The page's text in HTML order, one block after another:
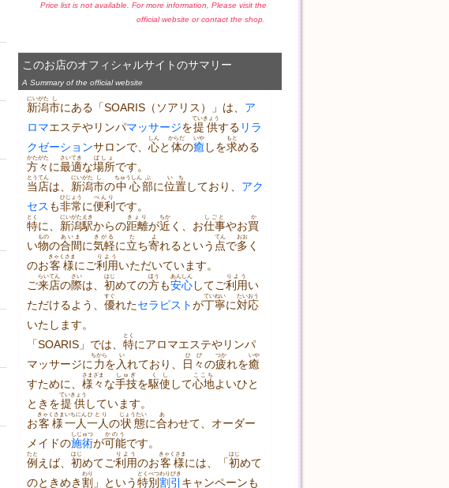
Price list is not available. For more information, Please visit the
official website or contact the shop.
このお店のオフィシャルサイトのサマリー
A Summary of the official website
新潟
にいがた
市
し
にある「SOARIS（ソアリス）」は、 ア
ロマエステやリンパマッサージを提供
ていきょう
する リラ
クゼーションサロンで、 心
しん
と 体
からだ
の癒
いや
しを求
もと
める
方々
かたがた
に最適
さいてき
な場所
ばしょ
です。
当店
とうてん
は、 新潟
にいがた
市
し
の中心
ちゅうしん
部
ぶ
に位置
いち
しており、 アク
セス も非常
ひじょう
に便利
べんり
です。
特
とく
に、 新潟
にいがた
駅
えき
からの距離
きょり
が近
ちか
く、お仕事
しごと
やお買
か
い物
もの
の合間
あいま
に気軽
きがる
に立
た
ち寄
よ
れるという 点
てん
で多
おお
く
のお客様
きゃくさま
にご利用
りよう
いただいています。
ご来店
らいてん
の際
さい
は、 初
はじ
めての方
ほう
も安心
あんしん
してご利用
りよう
い
ただけるよう、 優
すぐ
れたセラピストが丁寧
ていねい
に対応
たいおう
いたします。
「SOARIS」では、 特
とく
にアロマエステやリンパ
マッサージに力
ちから
を入
い
れており、 日々
ひび
の疲
つか
れを癒
いや
すために、 様々
さまざま
な手技
しゅぎ
を駆使
くし
して心地
ここち
よいひと
ときを提供
ていきょう
しています。
お客様
きゃくさま
一
いち
人
にん
一人
ひとり
の状態
じょうたい
に合
あ
わせて、オーダー
メイドの施術
しじゅつ
が可能
かのう
です。
例
たと
えば、 初
はじ
めてご利用
りよう
のお客様
きゃくさま
には、「初
はじ
めて
のときめき割
わり
」という特別
とくべつ
割引
わりびき
キャンペーンも